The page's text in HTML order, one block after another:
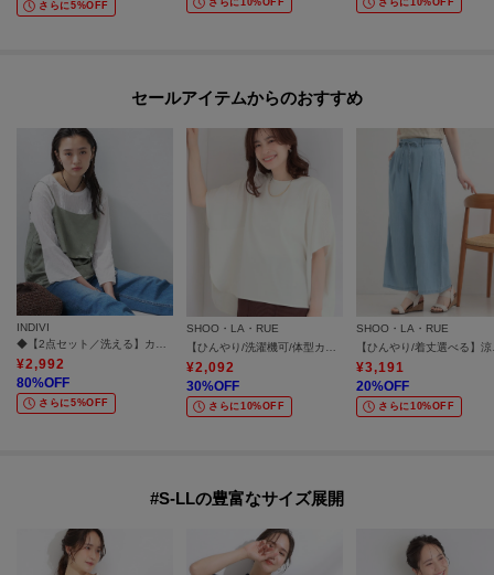
さらに5%OFF さらに10%OFF さらに10%OFF
セールアイテムからのおすすめ
INDIVI
¥2,992
80%OFF
さらに5%OFF
SHOO・LA・RUE
¥2,092
30%OFF
さらに10%OFF
SHOO・LA・RUE
¥3,191
20%OFF
さらに10%OFF
#S-LLの豊富なサイズ展開